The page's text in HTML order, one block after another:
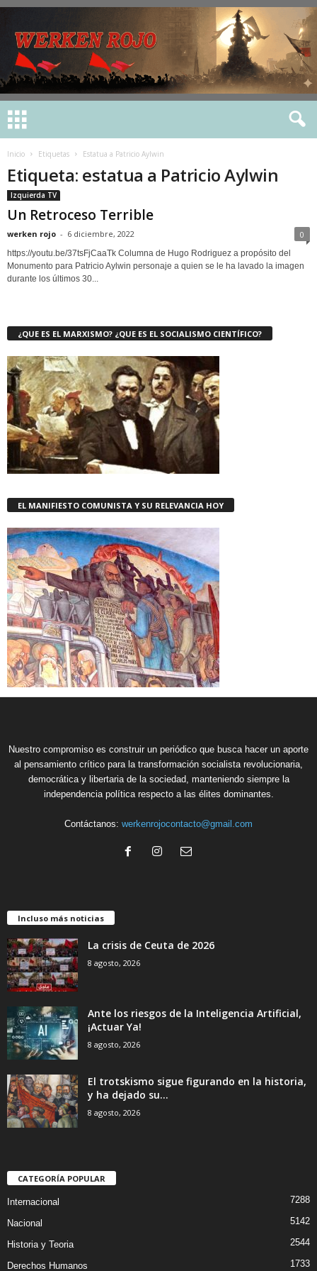
Inicio Etiquetas Estatua a Patricio Aylwin
Etiqueta: estatua a Patricio Aylwin
Izquierda TV
Un Retroceso Terrible
werken rojo - 6 diciembre, 2022 0
https://youtu.be/37tsFjCaaTk Columna de Hugo Rodriguez a propósito del
Monumento para Patricio Aylwin personaje a quien se le ha lavado la imagen
durante los últimos 30...
¿QUE ES EL MARXISMO? ¿QUE ES EL SOCIALISMO CIENTÍFICO?
EL MANIFIESTO COMUNISTA Y SU RELEVANCIA HOY
Nuestro compromiso es construir un periódico que busca hacer un aporte
al pensamiento crítico para la transformación socialista revolucionaria,
democrática y libertaria de la sociedad, manteniendo siempre la
independencia política respecto a las élites dominantes.
Contáctanos: werkenrojocontacto@gmail.com
Incluso más noticias
La crisis de Ceuta de 2026
8 agosto, 2026
Ante los riesgos de la Inteligencia Artificial,
¡Actuar Ya!
8 agosto, 2026
El trotskismo sigue figurando en la historia,
y ha dejado su...
8 agosto, 2026
CATEGORÍA POPULAR
Internacional 7288
Nacional 5142
Historia y Teoria 2544
Derechos Humanos 1733